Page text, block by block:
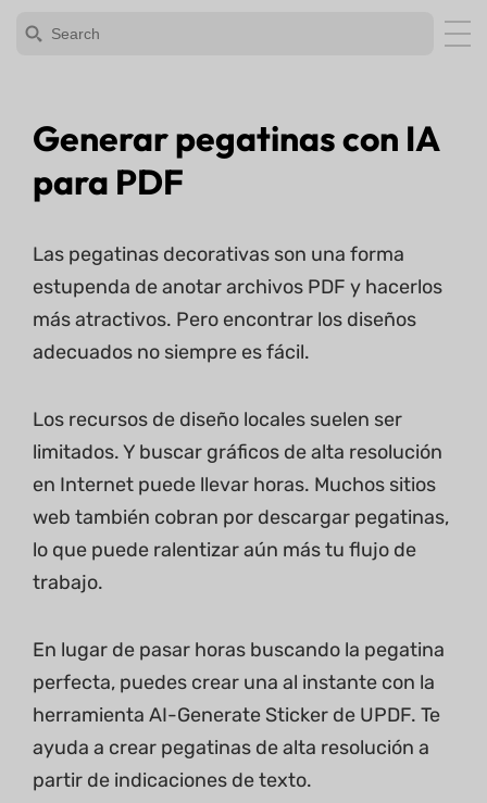
Generar pegatinas con IA
para PDF
Las pegatinas decorativas son una forma
estupenda de anotar archivos PDF y hacerlos
más atractivos. Pero encontrar los diseños
adecuados no siempre es fácil.
Los recursos de diseño locales suelen ser
limitados. Y buscar gráficos de alta resolución
en Internet puede llevar horas. Muchos sitios
web también cobran por descargar pegatinas,
lo que puede ralentizar aún más tu flujo de
trabajo.
En lugar de pasar horas buscando la pegatina
perfecta, puedes crear una al instante con la
herramienta AI-Generate Sticker de UPDF. Te
ayuda a crear pegatinas de alta resolución a
partir de indicaciones de texto.